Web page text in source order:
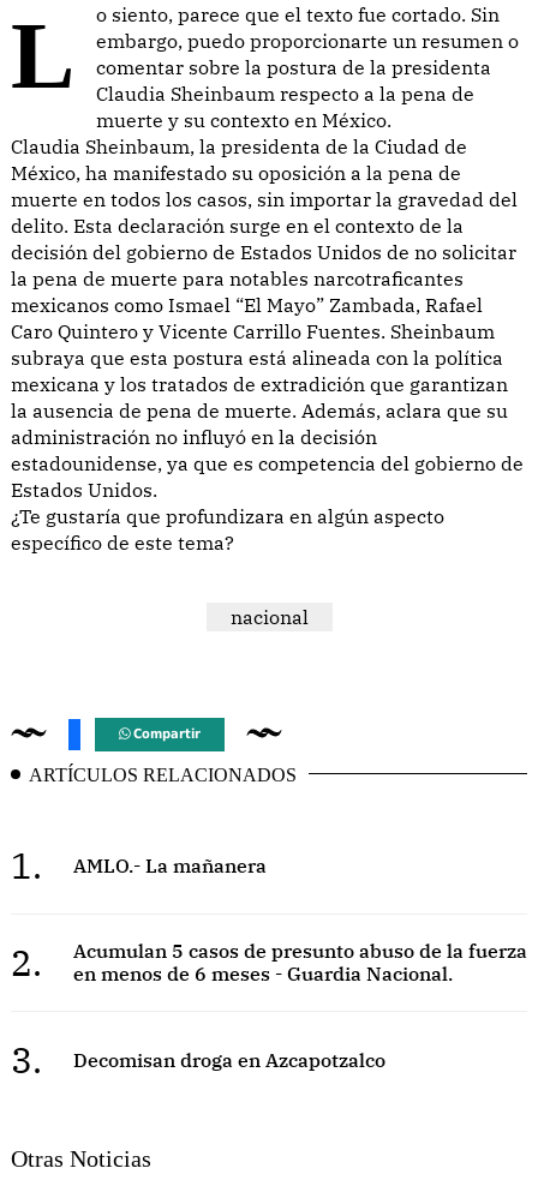
Lo siento, parece que el texto fue cortado. Sin
embargo, puedo proporcionarte un resumen o
comentar sobre la postura de la presidenta
Claudia Sheinbaum respecto a la pena de
muerte y su contexto en México.
Claudia Sheinbaum, la presidenta de la Ciudad de
México, ha manifestado su oposición a la pena de
muerte en todos los casos, sin importar la gravedad del
delito. Esta declaración surge en el contexto de la
decisión del gobierno de Estados Unidos de no solicitar
la pena de muerte para notables narcotraficantes
mexicanos como Ismael “El Mayo” Zambada, Rafael
Caro Quintero y Vicente Carrillo Fuentes. Sheinbaum
subraya que esta postura está alineada con la política
mexicana y los tratados de extradición que garantizan
la ausencia de pena de muerte. Además, aclara que su
administración no influyó en la decisión
estadounidense, ya que es competencia del gobierno de
Estados Unidos.
¿Te gustaría que profundizara en algún aspecto
específico de este tema?
nacional
Compartir
ARTÍCULOS RELACIONADOS
1. AMLO.- La mañanera
2.
Acumulan 5 casos de presunto abuso de la fuerza
en menos de 6 meses - Guardia Nacional.
3. Decomisan droga en Azcapotzalco
Otras Noticias